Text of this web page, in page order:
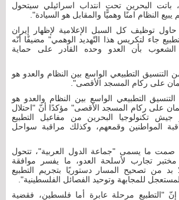
باتت البحرين تحت انتداب اسرائيلي سيتحول
يبيع النظام امنًا وهميًّا والمقابل هو السيادة".
توظيف كل السبل الإعلامية لإظهار إيران
جاء لتكريس هذا التّهديد الوهمي" مضيفًا أنّه
الشعوب بأن العدو وحده القادر على حماية
التنسيق التطبيعي الواسع بين النظام والعدو هو
على ركام المسجد الأقصى".
التطبيعي الواسع بين النظام والعدو هو
على ركام المسجد الأقصى" مؤكدًا أنّ "احتلال
تكنولوجيا البحرين من مفاعيل التطبيع
المواطنين وقمعهم، وكذلك مراقبة سواحل
ما يسمى "جماعة الدول العربية"، تتحول
مختبر تجارب لأسلحة العدو، ما يفسر موافقة
بد من تصحيح المسار دستوريًا بتجريم التطبيع
للمجابهة وتوحيد الفصائل الفلسطينية".
إنّ "التطبيع مرحلة عابرة أما فلسطين، فقضية